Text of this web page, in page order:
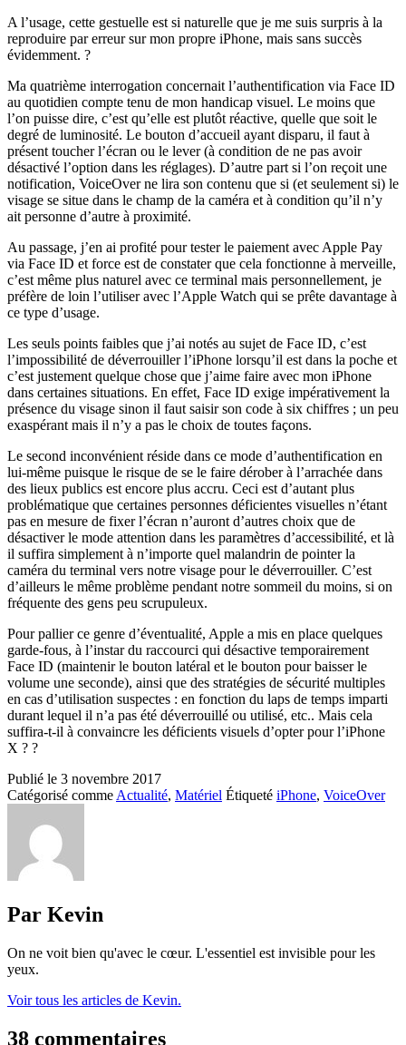
A l’usage, cette gestuelle est si naturelle que je me suis surpris à la
reproduire par erreur sur mon propre iPhone, mais sans succès
évidemment. ?
Ma quatrième interrogation concernait l’authentification via Face ID
au quotidien compte tenu de mon handicap visuel. Le moins que
l’on puisse dire, c’est qu’elle est plutôt réactive, quelle que soit le
degré de luminosité. Le bouton d’accueil ayant disparu, il faut à
présent toucher l’écran ou le lever (à condition de ne pas avoir
désactivé l’option dans les réglages). D’autre part si l’on reçoit une
notification, VoiceOver ne lira son contenu que si (et seulement si) le
visage se situe dans le champ de la caméra et à condition qu’il n’y
ait personne d’autre à proximité.
Au passage, j’en ai profité pour tester le paiement avec Apple Pay
via Face ID et force est de constater que cela fonctionne à merveille,
c’est même plus naturel avec ce terminal mais personnellement, je
préfère de loin l’utiliser avec l’Apple Watch qui se prête davantage à
ce type d’usage.
Les seuls points faibles que j’ai notés au sujet de Face ID, c’est
l’impossibilité de déverrouiller l’iPhone lorsqu’il est dans la poche et
c’est justement quelque chose que j’aime faire avec mon iPhone
dans certaines situations. En effet, Face ID exige impérativement la
présence du visage sinon il faut saisir son code à six chiffres ; un peu
exaspérant mais il n’y a pas le choix de toutes façons.
Le second inconvénient réside dans ce mode d’authentification en
lui-même puisque le risque de se le faire dérober à l’arrachée dans
des lieux publics est encore plus accru. Ceci est d’autant plus
problématique que certaines personnes déficientes visuelles n’étant
pas en mesure de fixer l’écran n’auront d’autres choix que de
désactiver le mode attention dans les paramètres d’accessibilité, et là
il suffira simplement à n’importe quel malandrin de pointer la
caméra du terminal vers notre visage pour le déverrouiller. C’est
d’ailleurs le même problème pendant notre sommeil du moins, si on
fréquente des gens peu scrupuleux.
Pour pallier ce genre d’éventualité, Apple a mis en place quelques
garde-fous, à l’instar du raccourci qui désactive temporairement
Face ID (maintenir le bouton latéral et le bouton pour baisser le
volume une seconde), ainsi que des stratégies de sécurité multiples
en cas d’utilisation suspectes : en fonction du laps de temps imparti
durant lequel il n’a pas été déverrouillé ou utilisé, etc.. Mais cela
suffira-t-il à convaincre les déficients visuels d’opter pour l’iPhone
X ? ?
Publié le 3 novembre 2017
Catégorisé comme Actualité, Matériel Étiqueté iPhone, VoiceOver
Par Kevin
On ne voit bien qu'avec le cœur. L'essentiel est invisible pour les
yeux.
Voir tous les articles de Kevin.
38 commentaires